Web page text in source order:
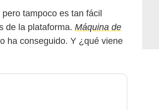
tampoco es tan fácil
de la plataforma. Máquina de
ha conseguido. Y ¿qué viene